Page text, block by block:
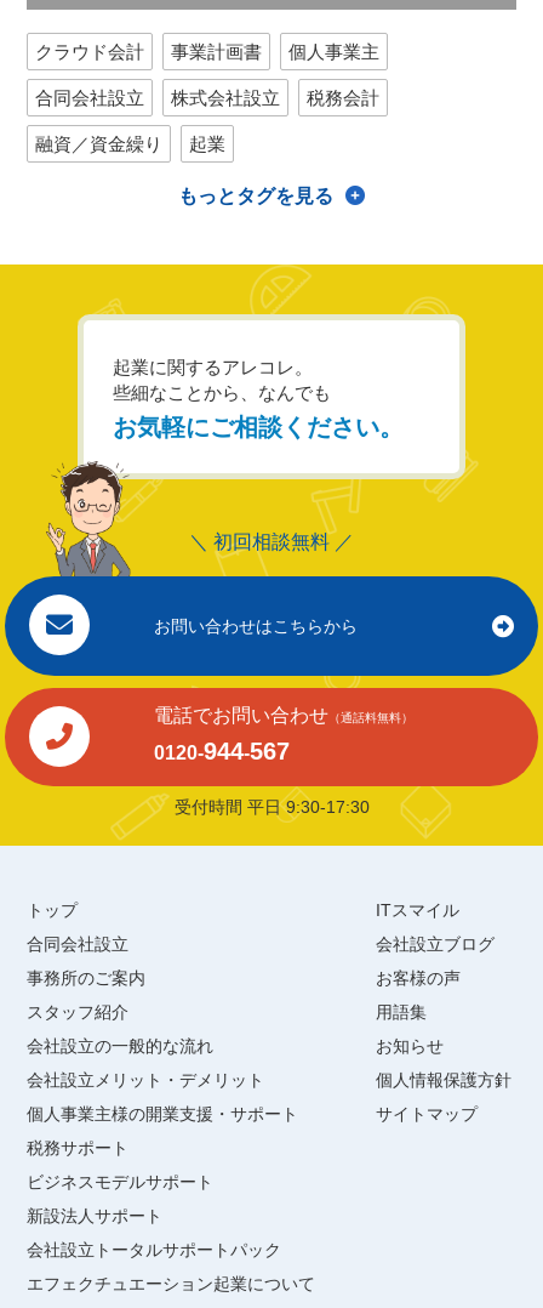
クラウド会計 事業計画書 個人事業主
合同会社設立 株式会社設立 税務会計
融資／資金繰り 起業
もっとタグを見る
起業に関するアレコレ。
些細なことから、なんでも
お気軽にご相談ください。
＼ 初回相談無料 ／
お問い合わせはこちらから
電話でお問い合わせ （通話料無料）
0120-944-567
受付時間 平日 9:30-17:30
トップ
合同会社設立
事務所のご案内
スタッフ紹介
会社設立の一般的な流れ
会社設立メリット・デメリット
個人事業主様の開業支援・サポート
税務サポート
ビジネスモデルサポート
新設法人サポート
会社設立トータルサポートパック
エフェクチュエーション起業について
ITスマイル
会社設立ブログ
お客様の声
用語集
お知らせ
個人情報保護方針
サイトマップ